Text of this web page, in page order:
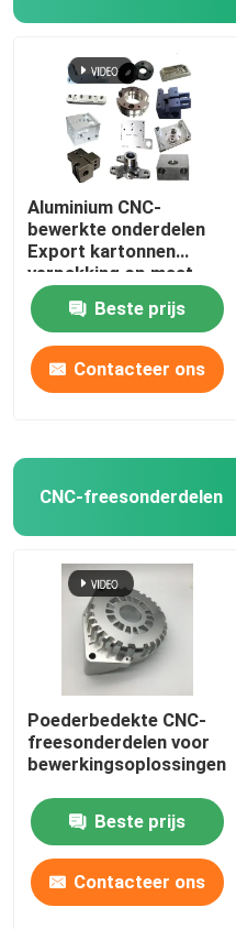
Aluminium CNC-
bewerkte onderdelen
Export kartonnen
verpakking op maat
Beste prijs
Contacteer ons
CNC-freesonderdelen
Poederbedekte CNC-
freesonderdelen voor
bewerkingsoplossingen
Beste prijs
Contacteer ons